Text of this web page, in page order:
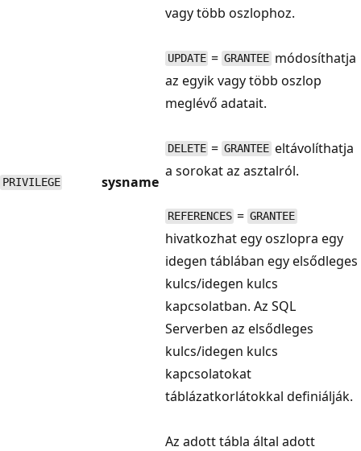
PRIVILEGE sysname
vagy több oszlophoz.
UPDATE = GRANTEE módosíthatja
az egyik vagy több oszlop
meglévő adatait.
DELETE = GRANTEE eltávolíthatja
a sorokat az asztalról.
REFERENCES = GRANTEE
hivatkozhat egy oszlopra egy
idegen táblában egy elsődleges
kulcs/idegen kulcs
kapcsolatban. Az SQL
Serverben az elsődleges
kulcs/idegen kulcs
kapcsolatokat
táblázatkorlátokkal definiálják.
Az adott tábla által adott